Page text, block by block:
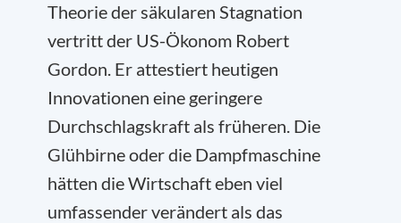
Theorie der säkularen Stagnation
vertritt der US-Ökonom Robert
Gordon. Er attestiert heutigen
Innovationen eine geringere
Durchschlagskraft als früheren. Die
Glühbirne oder die Dampfmaschine
hätten die Wirtschaft eben viel
umfassender verändert als das